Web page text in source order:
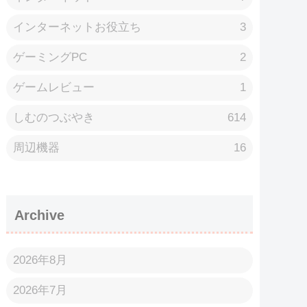
インターネットお役立ち 3
ゲーミングPC 2
ゲームレビュー 1
しむのつぶやき 614
周辺機器 16
Archive
2026年8月
2026年7月